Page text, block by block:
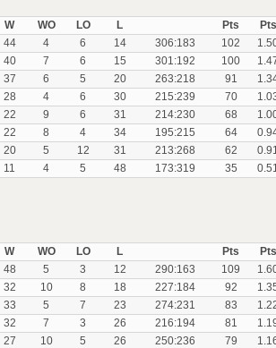
W WO LO L Pts
Pts
44 4 6 14 306:183 102
40 7 6 15 301:192 100
37 6 5 20 263:218 91
28 4 6 30 215:239 70
22 9 6 31 214:230 68
22 8 4 34 195:215 64
20 5 12 31 213:268 62
11 4 5 48 173:319 35
W WO LO L Pts
Pts
48 5 3 12 290:163 109
32 10 8 18 227:184 92
33 5 7 23 274:231 83
32 7 3 26 216:194 81
27 10 5 26 250:236 79